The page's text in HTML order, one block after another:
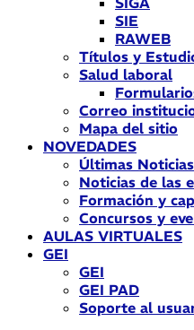
SIE
RAWEB
Títulos y
Salud laboral
Correo
Mapa del sitio
NOVEDADES
Últimas Noticias
Noticias de las
Formación y
Concursos y
AULAS VIRTUALES
GEI
GEI
GEI PAD
Soporte al